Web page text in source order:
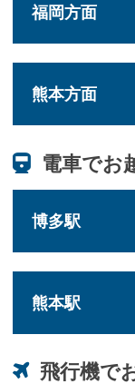
福岡方面
熊本方面
電車でお
博多駅
熊本駅
飛行機で